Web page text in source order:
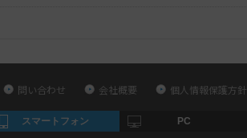
問い合わせ 会社概要 個人情報保護方針
スマートフォン PC